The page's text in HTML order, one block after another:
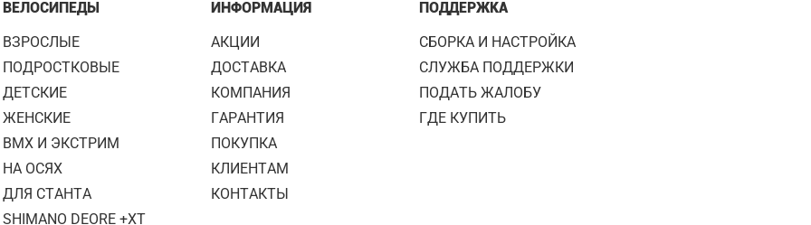
ВЕЛОСИПЕДЫ
ВЗРОСЛЫЕ
ПОДРОСТКОВЫЕ
ДЕТСКИЕ
ЖЕНСКИЕ
BMX И ЭКСТРИМ
НА ОСЯХ
ДЛЯ СТАНТА
SHIMANO DEORE +XT
ИНФОРМАЦИЯ
АКЦИИ
ДОСТАВКА
КОМПАНИЯ
ГАРАНТИЯ
ПОКУПКА
КЛИЕНТАМ
КОНТАКТЫ
ПОДДЕРЖКА
СБОРКА И НАСТРОЙКА
СЛУЖБА ПОДДЕРЖКИ
ПОДАТЬ ЖАЛОБУ
ГДЕ КУПИТЬ